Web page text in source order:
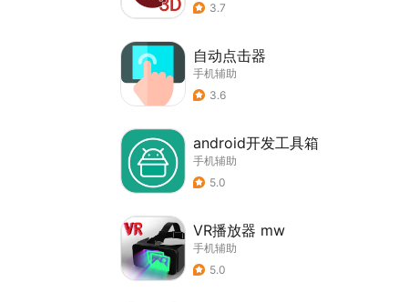
3.7
自动点击器
手机辅助
3.6
android开发工具箱
手机辅助
5.0
VR播放器 mw
手机辅助
5.0